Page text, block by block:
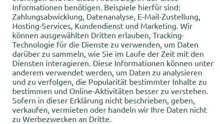
Informationen benötigen. Beispiele hierfür sind:
Zahlungsabwicklung, Datenanalyse, E-Mail-Zustellung,
Hosting-Services, Kundendienst und Marketing. Wir
können ausgewählten Dritten erlauben, Tracking-
Technologie für die Dienste zu verwenden, um Daten
darüber zu sammeln, wie Sie im Laufe der Zeit mit den
Diensten interagieren. Diese Informationen können unter
anderem verwendet werden, um Daten zu analysieren
und zu verfolgen, die Popularität bestimmter Inhalte zu
bestimmen und Online-Aktivitäten besser zu verstehen.
Sofern in dieser Erklärung nicht beschrieben, geben,
verkaufen, vermieten oder handeln wir Ihre Daten nicht
zu Werbezwecken an Dritte.